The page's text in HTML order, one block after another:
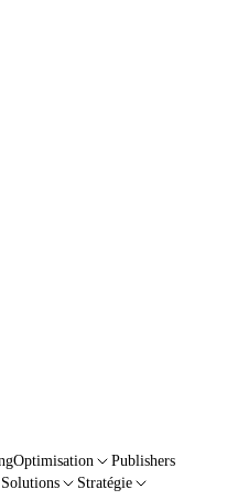
Optimisation
Publishers
Solutions Stratégie